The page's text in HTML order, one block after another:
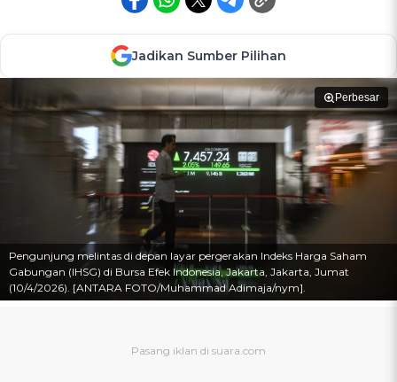
Jadikan Sumber Pilihan
Perbesar
Pengunjung melintas di depan layar pergerakan Indeks Harga Saham
Gabungan (IHSG) di Bursa Efek Indonesia, Jakarta, Jakarta, Jumat
(10/4/2026). [ANTARA FOTO/Muhammad Adimaja/nym].